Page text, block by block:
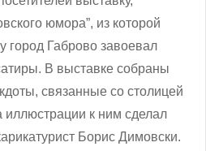
юмора”, из которой
город Габрово завоевал
В выставке собраны
связанные со столицей
иллюстрации к ним сделал
Борис Димовски.